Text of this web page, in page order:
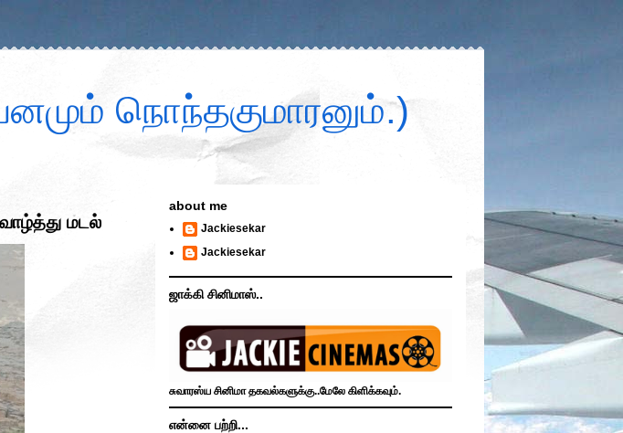
நொந்தகுமாரனும்.)
மடல்
about me
Jackiesekar
Jackiesekar
ஜாக்கி சினிமாஸ்..
சுவாரஸ்ய சினிமா தகவல்களுக்கு..மேலே கிளிக்கவும்.
என்னை பற்றி...